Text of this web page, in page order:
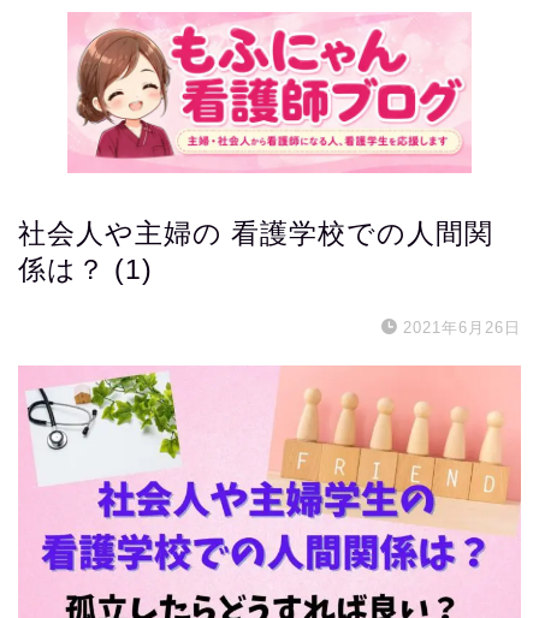
社会人や主婦の 看護学校での人間関
係は？ (1)
2021年6月26日